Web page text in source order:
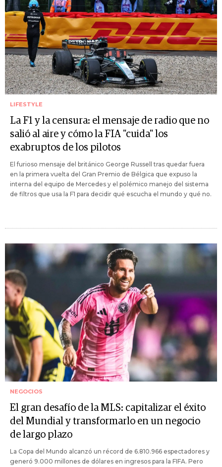
LIFESTYLE
La F1 y la censura: el mensaje de radio que no
salió al aire y cómo la FIA "cuida" los
exabruptos de los pilotos
El furioso mensaje del británico George Russell tras quedar fuera
en la primera vuelta del Gran Premio de Bélgica que expuso la
interna del equipo de Mercedes y el polémico manejo del sistema
de filtros que usa la F1 para decidir qué escucha el mundo y qué no.
NEGOCIOS
El gran desafío de la MLS: capitalizar el éxito
del Mundial y transformarlo en un negocio
de largo plazo
La Copa del Mundo alcanzó un récord de 6.810.966 espectadores y
generó 9.000 millones de dólares en ingresos para la FIFA. Pero